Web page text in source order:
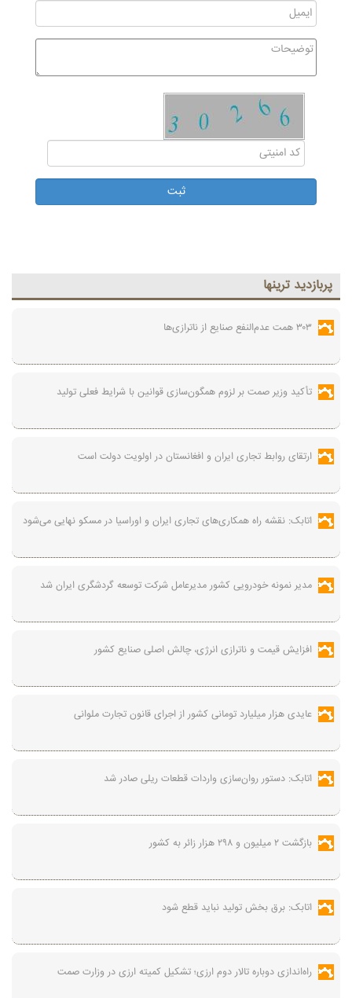
پربازديد ترينها
۳۰۳ همت عدم‌النفع صنایع از ناترازی‌ها
تأکید وزیر صمت بر لزوم همگون‌سازی قوانین با شرایط فعلی تولید
ارتقای روابط تجاری ایران و افغانستان در اولویت دولت است
اتابک: نقشه راه همکاری‌های تجاری ایران و اوراسیا در مسکو نهایی می‌شود
مدیر نمونه خودرویی کشور مدیرعامل شرکت توسعه گردشگری ایران شد
افزایش قیمت و ناترازی انرژی، چالش اصلی صنایع کشور
عایدی هزار میلیارد تومانی کشور از اجرای قانون تجارت ملوانی
اتابک: دستور روان‌سازی واردات قطعات ریلی صادر شد
بازگشت ۲ میلیون و ۲۹۸ هزار زائر به کشور
اتابک: برق بخش تولید نباید قطع شود
راه‌اندازی دوباره تالار دوم ارزی؛ تشکیل کمیته ارزی در وزارت صمت